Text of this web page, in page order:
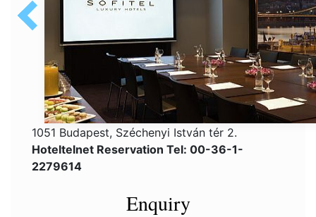
1051 Budapest, Széchenyi István tér 2.
Hoteltelnet Reservation Tel: 00-36-1-
2279614
Enquiry